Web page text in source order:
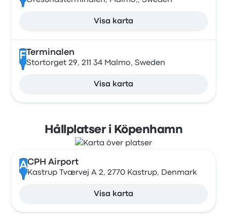
Visa karta
F Terminalen
Stortorget 29, 211 34 Malmo, Sweden
Visa karta
Hållplatser i Köpenhamn
ACPH Airport
Kastrup Tværvej A 2, 2770 Kastrup, Denmark
Visa karta